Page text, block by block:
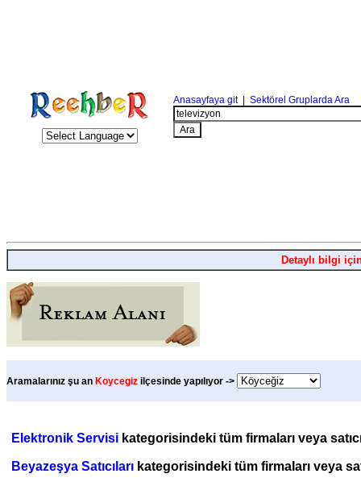
Anasayfaya git| Sektörel Gruplarda Ara
Detaylı bilgi
Aramalarınız şu an Koycegiz ilçesinde yapılıyor ->
Elektronik Servisi kategorisindeki tüm firmaları veya
Beyazeşya Satıcıları kategorisindeki tüm firmaları veya